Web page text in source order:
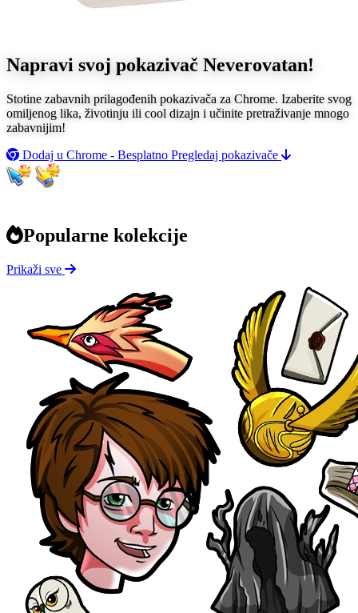
Napravi svoj pokazivač Neverovatan!
Stotine zabavnih prilagođenih pokazivača za Chrome. Izaberite svog
omiljenog lika, životinju ili cool dizajn i učinite pretraživanje mnogo
zabavnijim!
Dodaj u Chrome - Besplatno Pregledaj pokazivače
Popularne kolekcije
Prikaži sve